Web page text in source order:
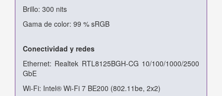
Brillo: 300 nits
Gama de color: 99 % sRGB
Conectividad y redes
Ethernet: Realtek RTL8125BGH-CG 10/100/1000/2500
GbE
Wi-Fi: Intel® Wi-Fi 7 BE200 (802.11be, 2x2)